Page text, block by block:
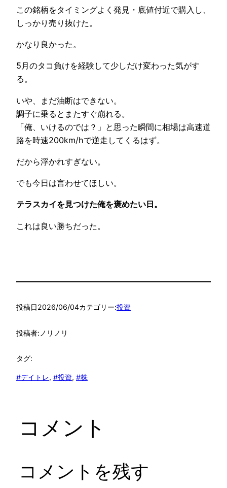
この銘柄をタイミングよく発見・底値付近で購入し、
しっかり売り抜けた。
かなり良かった。
5月のタコ負けを経験して少しだけ変わった気がす
る。
いや、まだ油断はできない。
調子に乗るとまたすぐ崩れる。
「俺、いけるのでは？」と思った瞬間に相場は高速道
路を時速200km/hで逆走してくるはず。
だから浮かれすぎない。
でも今日は言わせてほしい。
テラスカイを見つけた俺を褒めたい日。
これは良い勝ちだった。
投稿日2026/06/04カテゴリー:投資
投稿者: ノリノリ
タグ:
#デイトレ, #投資, #株
コメント
コメントを残す